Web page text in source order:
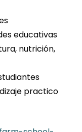
educativas
nutrición,
practico